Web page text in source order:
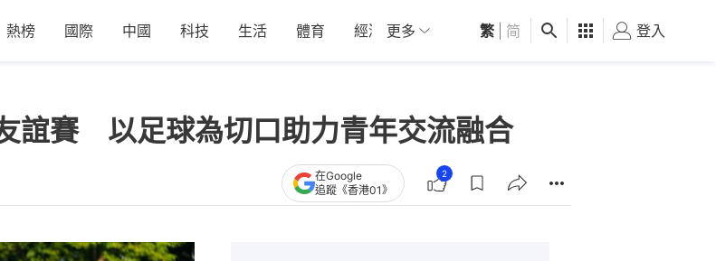
熱榜 國際 中國 科技 生活 體育 經濟 01深圳 觀點 健康 好食玩飛
更多 繁 简 登入
誼賽 以足球為切口助力青年交流融合
在Google
追蹤《香港01》
2